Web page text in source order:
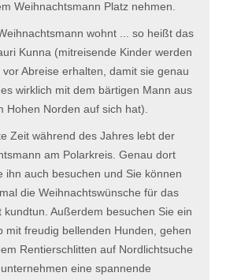
Weihnachtsmann Platz nehmen.
wohnt ... so heißt das
Kunna (mitreisende Kinder werden
Abreise erhalten, damit sie genau
wirklich mit dem bärtigen Mann aus
Hohen Norden auf sich hat).
Zeit während des Jahres lebt der
am Polarkreis. Genau dort
ihn auch besuchen und Sie können
die Weihnachtswünsche für das
kundtun. Außerdem besuchen Sie ein
mit freudig bellenden Hunden, gehen
Rentierschlitten auf Nordlichtsuche
eine spannende